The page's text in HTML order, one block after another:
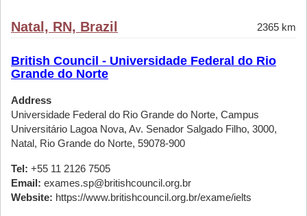
Natal, RN, Brazil 2365 km
British Council - Universidade Federal do Rio
Grande do Norte
Address
Universidade Federal do Rio Grande do Norte, Campus
Universitário Lagoa Nova, Av. Senador Salgado Filho, 3000,
Natal, Rio Grande do Norte, 59078-900
Tel: +55 11 2126 7505
Email: exames.sp@britishcouncil.org.br
Website: https://www.britishcouncil.org.br/exame/ielts